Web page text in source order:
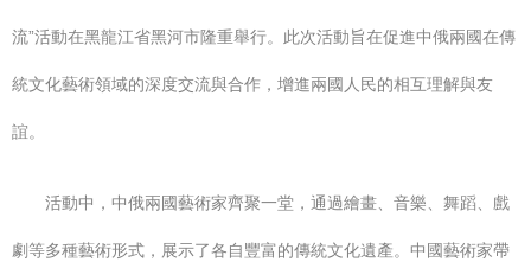
流”活動在黑龍江省黑河市隆重舉行。此次活動旨在促進中俄兩國在傳
統文化藝術領域的深度交流與合作，增進兩國人民的相互理解與友
誼。
活動中，中俄兩國藝術家齊聚一堂，通過繪畫、音樂、舞蹈、戲
劇等多種藝術形式，展示了各自豐富的傳統文化遺產。中國藝術家帶